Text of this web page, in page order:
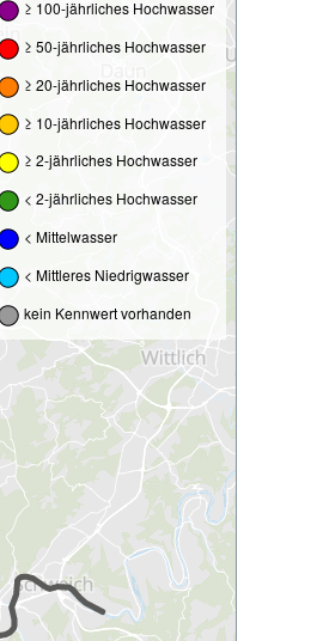
≥ 100-jährliches Hochwasser
≥ 50-jährliches Hochwasser
≥ 20-jährliches Hochwasser
≥ 10-jährliches Hochwasser
≥ 2-jährliches Hochwasser
< 2-jährliches Hochwasser
< Mittelwasser
< Mittleres Niedrigwasser
kein Kennwert vorhanden